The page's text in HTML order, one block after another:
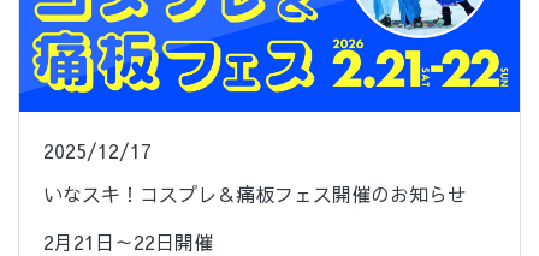
2025/12/17
いなスキ！コスプレ＆痛板フェス開催のお知らせ
2月21日～22日開催